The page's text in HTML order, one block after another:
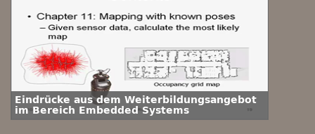
Eindrücke aus dem Weiterbildungsangebot
im Bereich Embedded Systems